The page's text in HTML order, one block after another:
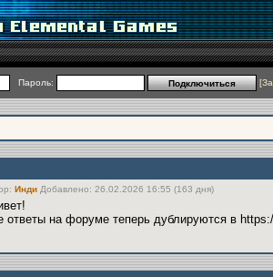
Пароль: [
Инди Добавлено: 26.02.2026 16:55 (163 дня)
ответы на форуме теперь дублируются в